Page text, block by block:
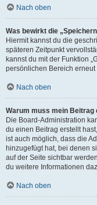
Nach oben
Was bewirkt die
Hiermit kannst du die
späteren Zeitpunkt
kannst du mit der Funktion
persönlichen Bereich erneut
Nach oben
Warum muss mein
Die Board-Administration
du einen Beitrag erstellt
ist auch möglich, dass die
hinzugefügt hat, bei denen
auf der Seite sichtbar
du weitere Informationen
Nach oben